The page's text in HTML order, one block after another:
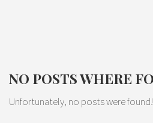
NO POSTS WHERE
Unfortunately, no posts were